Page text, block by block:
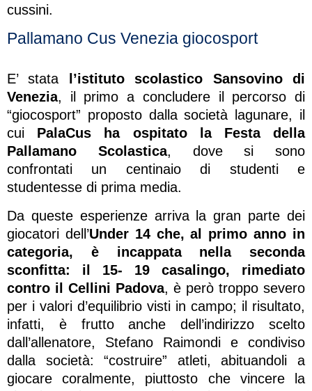
cussini.
Pallamano Cus Venezia giocosport
E’ stata
l’istituto scolastico Sansovino di
Venezia, il primo a concludere il percorso di
“giocosport” proposto dalla società lagunare, il
cui PalaCus ha ospitato la Festa della
Pallamano Scolastica, dove si sono
confrontati un centinaio di studenti e
studentesse di prima media.
Da queste esperienze arriva la gran parte dei
giocatori dell’Under 14 che, al primo anno in
categoria, è incappata nella seconda
sconfitta: il 15- 19 casalingo, rimediato
contro il Cellini Padova, è però troppo severo
per i valori d’equilibrio visti in campo; il risultato,
infatti, è frutto anche dell’indirizzo scelto
dall’allenatore, Stefano Raimondi e condiviso
dalla società: “costruire” atleti, abituandoli a
giocare coralmente, piuttosto che vincere la